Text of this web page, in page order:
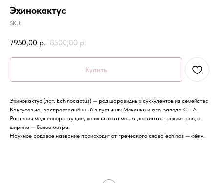
Эхинокактус
SKU:
7950,00 р. 8500,00 р.
Купить
Эхинокактус (лат. Echinocactus) — род шаровидных суккулентов из семейства
Кактусовые, распространённый в пустынях Мексики и юго-запада США.
Растения медленнорастущие, но их высота может достигать трёх метров, а
ширина — более метра.
Научное родовое название происходит от греческого слова echinos — «ёж».